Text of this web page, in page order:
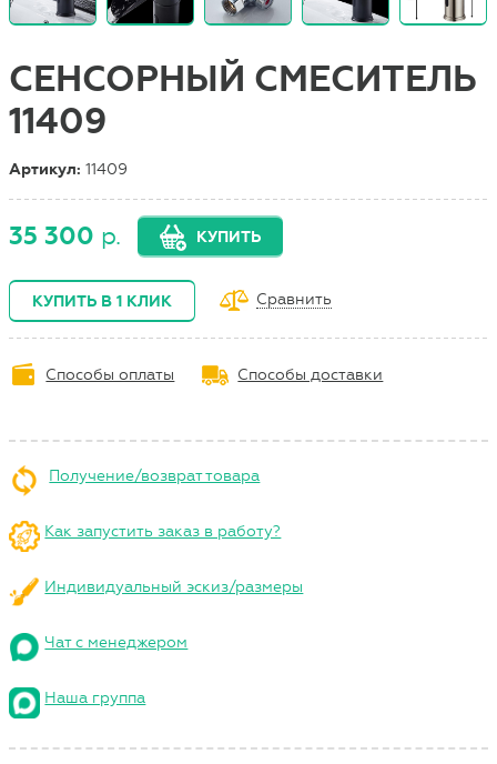
СЕНСОРНЫЙ СМЕСИТЕЛЬ
11409
Артикул:11409
35 300 р. КУПИТЬ
КУПИТЬ В 1 КЛИК Сравнить
Способы оплаты Способы доставки
Получение/возврат товара
Как запустить заказ в работу?
Индивидуальный эскиз/размеры
Чат с менеджером
Наша группа